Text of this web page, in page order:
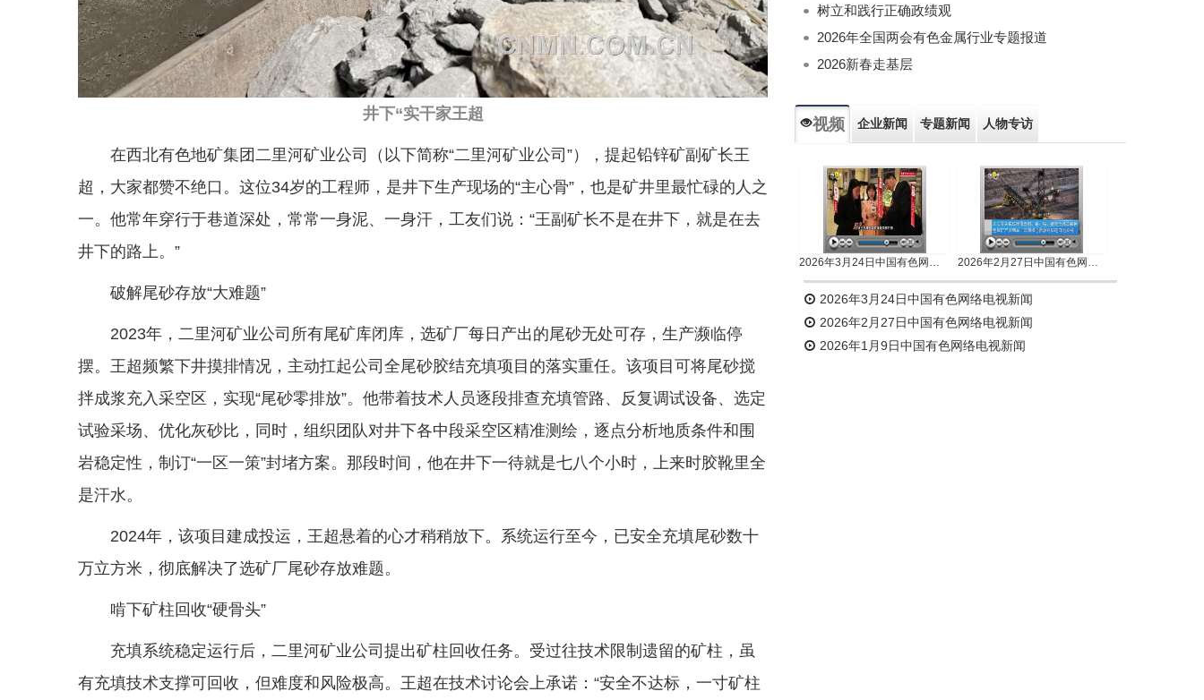
井下“实干家王超
在西北有色地矿集团二里河矿业公司（以下简称“二里河矿业公司”），提起铅锌矿副矿长王
超，大家都赞不绝口。这位34岁的工程师，是井下生产现场的“主心骨”，也是矿井里最忙碌的人之
一。他常年穿行于巷道深处，常常一身泥、一身汗，工友们说：“王副矿长不是在井下，就是在去
井下的路上。”
破解尾砂存放“大难题”
2023年，二里河矿业公司所有尾矿库闭库，选矿厂每日产出的尾砂无处可存，生产濒临停
摆。王超频繁下井摸排情况，主动扛起公司全尾砂胶结充填项目的落实重任。该项目可将尾砂搅
拌成浆充入采空区，实现“尾砂零排放”。他带着技术人员逐段排查充填管路、反复调试设备、选定
试验采场、优化灰砂比，同时，组织团队对井下各中段采空区精准测绘，逐点分析地质条件和围
岩稳定性，制订“一区一策”封堵方案。那段时间，他在井下一待就是七八个小时，上来时胶靴里全
是汗水。
2024年，该项目建成投运，王超悬着的心才稍稍放下。系统运行至今，已安全充填尾砂数十
万立方米，彻底解决了选矿厂尾砂存放难题。
啃下矿柱回收“硬骨头”
充填系统稳定运行后，二里河矿业公司提出矿柱回收任务。受过往技术限制遗留的矿柱，虽
有充填技术支撑可回收，但难度和风险极高。王超在技术讨论会上承诺：“安全不达标，一寸矿柱
树立和践行正确政绩观
2026年全国两会有色金属行业专题报道
2026新春走基层
视频 企业新闻 专题新闻 人物专访
2026年3月24日中国有色网络电视新闻 2026年2月27日中国有色网络电视新闻
2026年3月24日中国有色网络电视新闻
2026年2月27日中国有色网络电视新闻
2026年1月9日中国有色网络电视新闻